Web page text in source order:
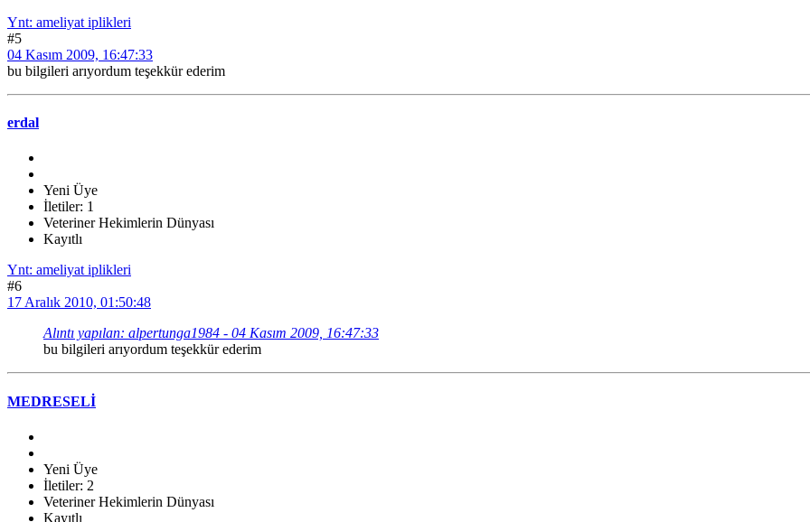
Ynt: ameliyat iplikleri
#5
04 Kasım 2009, 16:47:33
bu bilgileri arıyordum teşekkür ederim
erdal
Yeni Üye
İletiler: 1
Veteriner Hekimlerin Dünyası
Kayıtlı
Ynt: ameliyat iplikleri
#6
17 Aralık 2010, 01:50:48
Alıntı yapılan: alpertunga1984 - 04 Kasım 2009, 16:47:33
bu bilgileri arıyordum teşekkür ederim
MEDRESELİ
Yeni Üye
İletiler: 2
Veteriner Hekimlerin Dünyası
Kayıtlı